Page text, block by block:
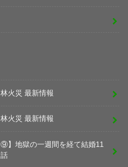
火災 最新情報
火災 最新情報
⑨】地獄の一週間を経て結婚11